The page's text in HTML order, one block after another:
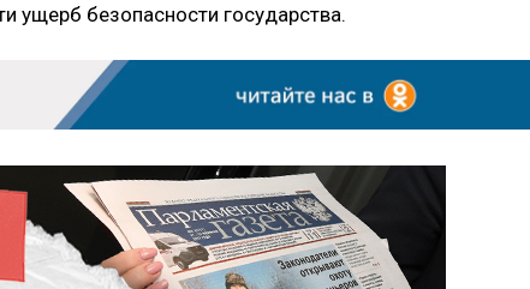
ущерб безопасности государства.